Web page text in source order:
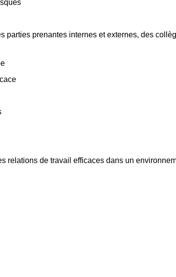
parties prenantes internes et externes, des
relations de travail efficaces dans un